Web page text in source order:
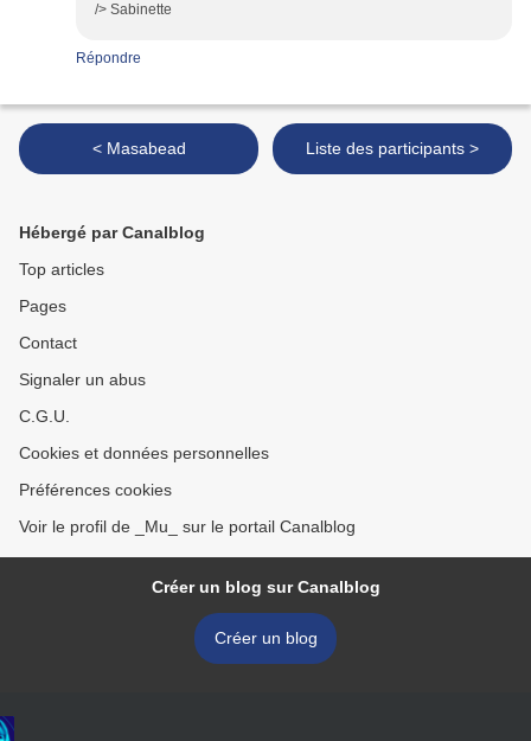
/> Sabinette
Répondre
< Masabead Liste des participants >
Hébergé par Canalblog
Top articles
Pages
Contact
Signaler un abus
C.G.U.
Cookies et données personnelles
Préférences cookies
Voir le profil de _Mu_ sur le portail Canalblog
Créer un blog sur Canalblog
Créer un blog